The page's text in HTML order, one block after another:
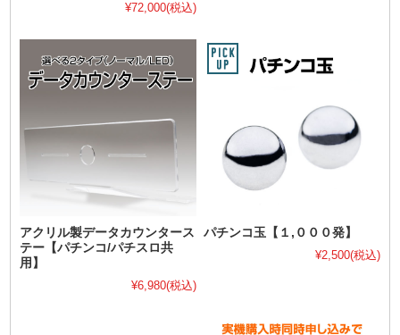
¥72,000(税込)
アクリル製データカウンタース
テー【パチンコ/パチスロ共
用】
¥6,980(税込)
パチンコ玉【１,０００発】
¥2,500(税込)